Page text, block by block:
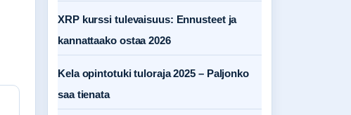
XRP kurssi tulevaisuus: Ennusteet ja
kannattaako ostaa 2026
Kela opintotuki tuloraja 2025 – Paljonko
saa tienata